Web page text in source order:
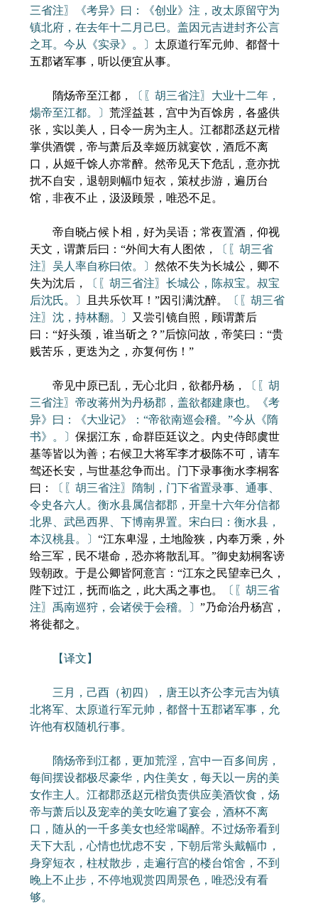
三省注〗《考异》曰：《创业》注，改太原留守为
镇北府，在去年十二月己巳。盖因元吉进封齐公言
之耳。今从《实录》。〕 太原道行军元帅、都督十
五郡诸军事，听以便宜从事。
隋炀帝至江都，
〔〖胡三省注〗大业十二年，
煬帝至江都。〕 荒淫益甚，宫中为百馀房，各盛供
张，实以美人，日令一房为主人。江都郡丞赵元楷
掌供酒馔，帝与萧后及幸姬历就宴饮，酒卮不离
口，从姬千馀人亦常醉。然帝见天下危乱，意亦扰
扰不自安，退朝则幅巾短衣，策杖步游，遍历台
馆，非夜不止，汲汲顾景，唯恐不足。
帝自晓占候卜相，好为吴语；常夜置酒，仰视
天文，谓萧后曰：“外间大有人图侬，
〔〖胡三省
注〗吴人率自称曰侬。〕 然侬不失为长城公，卿不
失为沈后，
〔〖胡三省注〗长城公，陈叔宝。叔宝
后沈氏。〕
且共乐饮耳！”因引满沈醉。
〔〖胡三省
注〗沈，持林翻。〕
又尝引镜自照，顾谓萧后
曰：“好头颈，谁当斫之？”后惊问故，帝笑曰：“贵
贱苦乐，更迭为之，亦复何伤！”
帝见中原已乱，无心北归，欲都丹杨，
〔〖胡
三省注〗帝改蒋州为丹杨郡，盖欲都建康也。《考
异》曰：《大业记》：“帝欲南巡会稽。”今从《隋
书》。〕 保据江东，命群臣廷议之。内史侍郎虞世
基等皆以为善；右候卫大将军李才极陈不可，请车
驾还长安，与世基忿争而出。门下录事衡水李桐客
曰：
〔〖胡三省注〗隋制，门下省置录事、通事、
令史各六人。衡水县属信都郡，开皇十六年分信都
北界、武邑西界、下博南界置。宋白曰：衡水县，
本汉桃县。〕 “江东卑湿，土地险狭，内奉万乘，外
给三军，民不堪命，恐亦将散乱耳。”御史劾桐客谤
毁朝政。于是公卿皆阿意言：“江东之民望幸已久，
陛下过江，抚而临之，此大禹之事也。
〔〖胡三省
注〗禹南巡狩，会诸侯于会稽。〕 ”乃命治丹杨宫，
将徙都之。
【译文】
三月，己酉（初四），唐王以齐公李元吉为镇
北将军、太原道行军元帅，都督十五郡诸军事，允
许他有权随机行事。
隋炀帝到江都，更加荒淫，宫中一百多间房，
每间摆设都极尽豪华，内住美女，每天以一房的美
女作主人。江都郡丞赵元楷负责供应美酒饮食，炀
帝与萧后以及宠幸的美女吃遍了宴会，酒杯不离
口，随从的一千多美女也经常喝醉。不过炀帝看到
天下大乱，心情也忧虑不安，下朝后常头戴幅巾，
身穿短衣，柱杖散步，走遍行宫的楼台馆舍，不到
晚上不止步，不停地观赏四周景色，唯恐没有看
够。